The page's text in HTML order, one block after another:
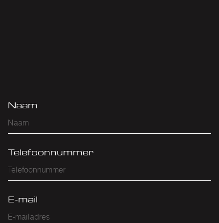
Naam
Telefoonnummer
E-mail